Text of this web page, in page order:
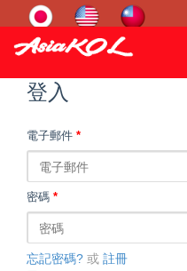
登入
電子郵件 *
密碼 *
忘記密碼? 或 註冊